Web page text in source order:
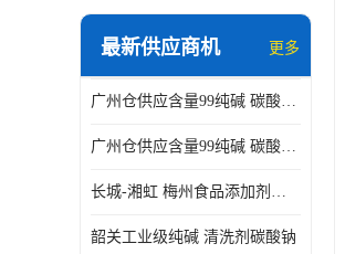
最新供应商机 更多
广州仓供应含量99纯碱 碳酸钠 工业级99含量水处理 酸类中和
广州仓供应含量99纯碱 碳酸钠 工业级99含量水处理 生活洗涤
长城-湘虹 梅州食品添加剂焦亚硫酸钠 作防腐剂
韶关工业级纯碱 清洗剂碳酸钠